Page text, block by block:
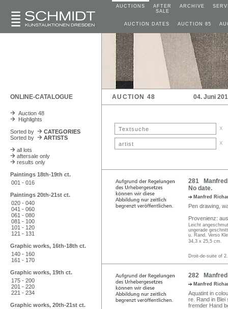
AUCTIONS
AFTER
SALE
ARCHIVE
AUCTION DATES AUCTION 85
ONLINE-CATALOGUE AUCTION 48 04. Juni
Auction 48
Highlights
Sorted by
CATEGORIES
Sorted by
ARTISTS
all lots
aftersale only
results only
Paintings 18th-19th ct.
001 - 016
Paintings 20th-21st ct.
020 - 040
041 - 060
061 - 080
081 - 100
101 - 120
121 - 131
Graphic works, 16th-18th ct.
140 - 160
161 - 170
Graphic works, 19th ct.
175 - 200
201 - 220
221 - 234
Graphic works, 20th-21st ct.
x
x
281 Manfred
No date.
Manfred
Pen drawing,
Provenienz:
Leicht
ungerade
u. Rand. Verso
34,3 x 25,5 cm.
Droit-de-suite of
282 Manfred
Manfred
Aquatint in
re. Rand in Blei
fremder Hand